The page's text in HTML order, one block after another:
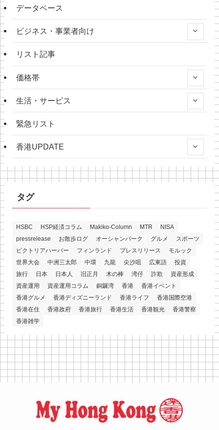
データベース
ビジネス・事業者向け
リスト記事
価格帯
生活・サービス
緊急リスト
香港UPDATE
タグ
HSBC HSP経済コラム Makiko-Column MTR
NISA
pressrelease
お散歩ログ オーシャンパーク グルメ
スポーツ
ビクトリアハーバー
フィンランド プレスリリース
モルック
世界大会
中洲三太郎 中環 九龍 尖沙咀 広東語
投資
旅行
日本 日本人 旧正月 木の棒 湾仔 詐欺
資産形成
資産運用
資産運用コラム 銅鑼湾 香港
香港イベント
香港グルメ
香港ディズニーランド 香港ライフ
香港国際空港
香港在住
香港政府 香港旅行 香港生活 香港観光
香港警察
香港雑学